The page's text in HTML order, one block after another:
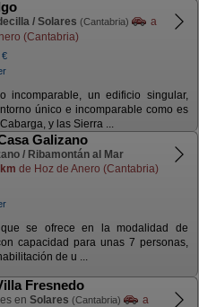
/ Solares (Cantabria)
a
(Cantabria)
€
incomparable, un edificio singular,
único e incomparable como es
y las Sierra ...
Galizano
/ Ribamontán al Mar
de Hoz de Anero (Cantabria)
se ofrece en la modalidad de
capacidad para unas 7 personas,
de u ...
Fresnedo
en Solares (Cantabria)
a